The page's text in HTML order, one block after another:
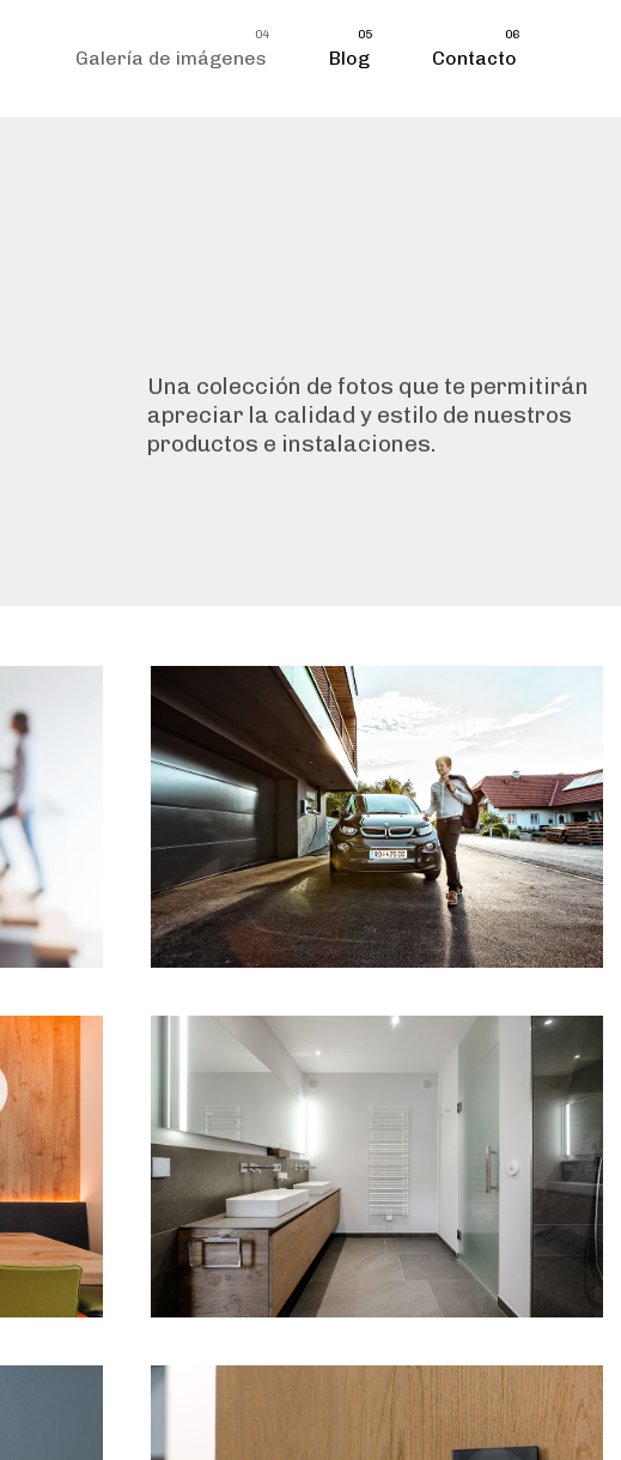
Galería de imágenes
04
Blog
05
Contacto
06
Una colección de fotos que te permitirán
apreciar la calidad y estilo de nuestros
productos e instalaciones.